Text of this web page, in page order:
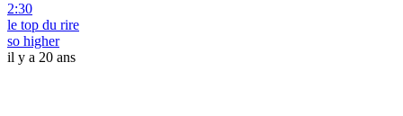
2:30
le top du rire
so higher
il y a 20 ans